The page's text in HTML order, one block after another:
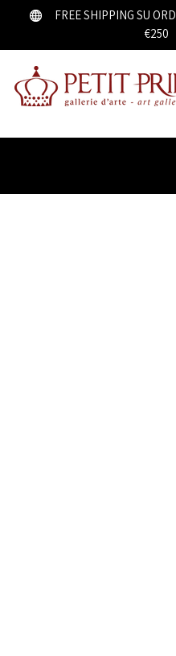
FREE SHIPPING SU
€250